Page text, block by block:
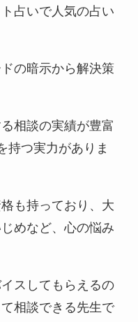
占いで人気の占い
の暗示から解決策
相談の実績が豊富
持つ実力がありま
も持っており、大
めなど、心の悩み
スしてもらえるの
相談できる先生で